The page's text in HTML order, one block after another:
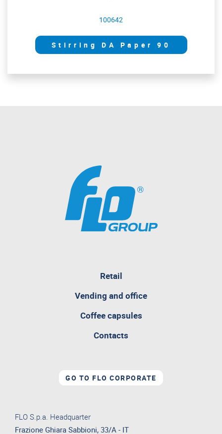
100642
Stirring DA Paper 90
Retail
Vending and officepagina
Coffee capsules
Contacts
GO TO FLO CORPORATE
FLO S.p.a. Headquarter
Frazione Ghiara Sabbioni, 33/A - IT